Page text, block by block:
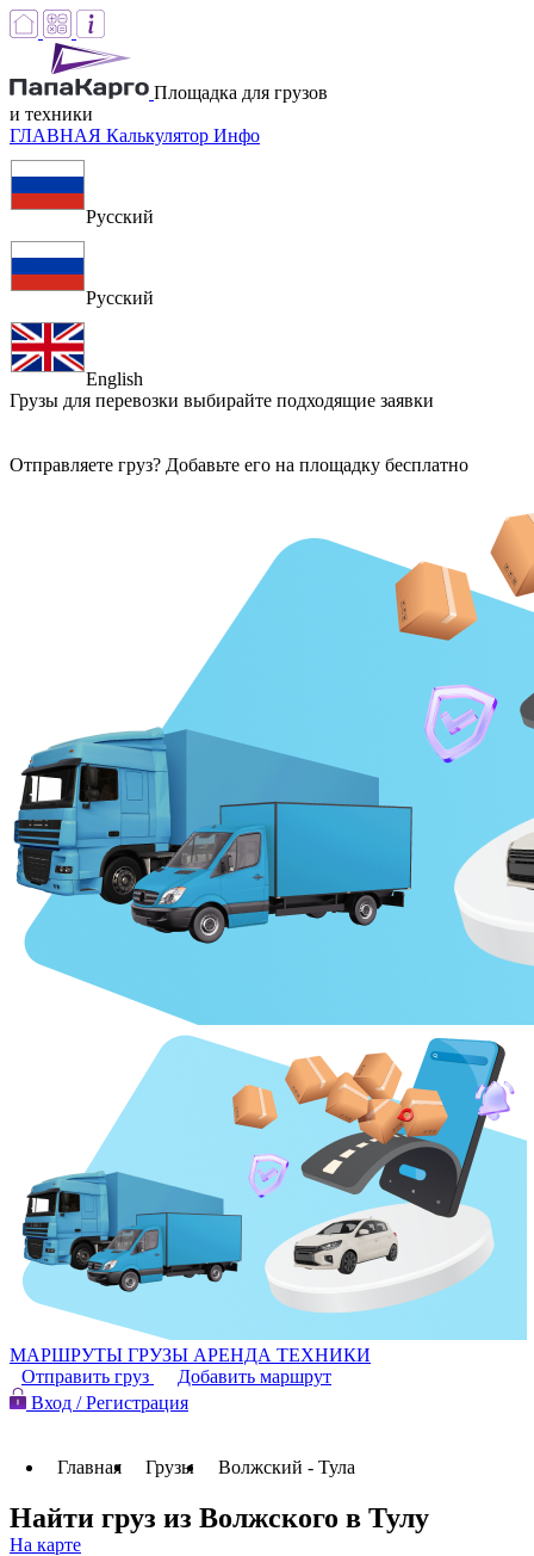
Площадка для грузов
и техники
ГЛАВНАЯ Калькулятор Инфо
Русский
Русский
English
Грузы для перевозки выбирайте подходящие заявки
Отправляете груз? Добавьте его на площадку бесплатно
МАРШРУТЫ ГРУЗЫ АРЕНДА ТЕХНИКИ
Отправить груз
Добавить маршрут
Вход / Регистрация
Главная Грузы Волжский - Тула
Найти груз из Волжского в Тулу
На карте